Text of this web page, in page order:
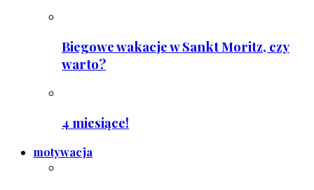
Biegowe wakacje w Sankt Moritz, czy
warto?
4 miesiące!
motywacja